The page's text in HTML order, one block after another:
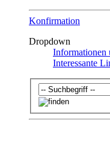
Konfirmation
Dropdown
Informationen
Interessante